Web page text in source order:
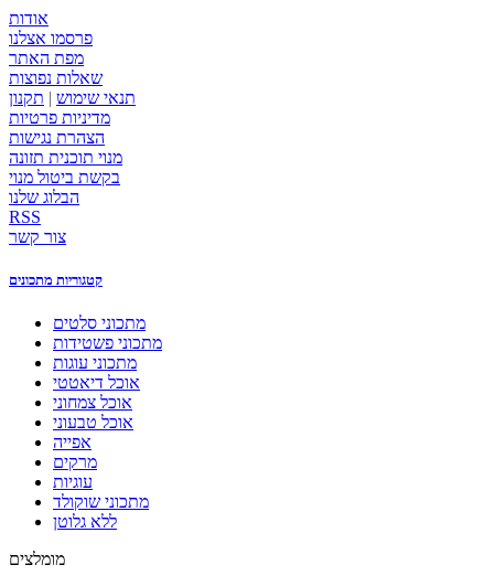
אודות
פרסמו אצלנו
מפת האתר
שאלות נפוצות
תנאי שימוש | תקנון
מדיניות פרטיות
הצהרת נגישות
מנוי תוכנית תזונה
בקשת ביטול מנוי
הבלוג שלנו
RSS
צור קשר
קטגוריות מתכונים
מתכוני סלטים
מתכוני פשטידות
מתכוני עוגות
אוכל דיאטטי
אוכל צמחוני
אוכל טבעוני
אפייה
מרקים
עוגיות
מתכוני שוקולד
ללא גלוטן
מומלצים